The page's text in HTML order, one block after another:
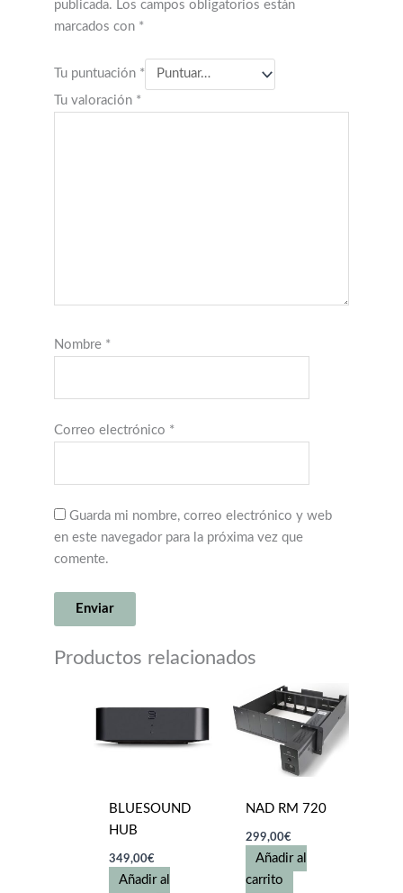
publicada. Los campos obligatorios están
marcados con *
Tu puntuación *
Tu valoración *
Nombre *
Correo electrónico *
Guarda mi nombre, correo electrónico y web
en este navegador para la próxima vez que
comente.
Productos relacionados
BLUESOUND
HUB
349,00€
Añadir al
NAD RM 720
299,00€
Añadir al
carrito